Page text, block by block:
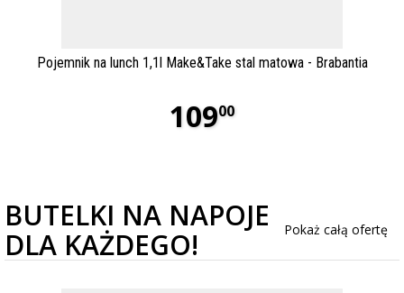
Pojemnik na lunch 1,1l Make&Take stal matowa - Brabantia
10900
BUTELKI NA NAPOJE
DLA KAŻDEGO!
Pokaż całą ofertę